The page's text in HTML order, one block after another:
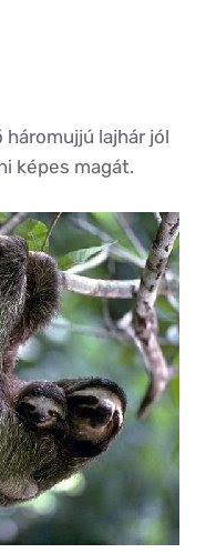
lajhár jól
képes magát.